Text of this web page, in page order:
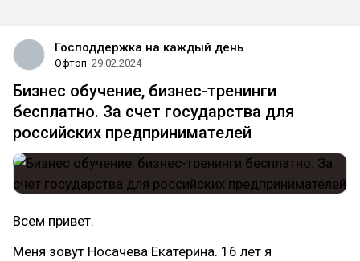
Господдержка на каждый день
Офтоп 29.02.2024
Бизнес обучение, бизнес-тренинги
бесплатно. За счет государства для
российских предпринимателей
Всем привет.
Меня зовут Носачева Екатерина. 16 лет я